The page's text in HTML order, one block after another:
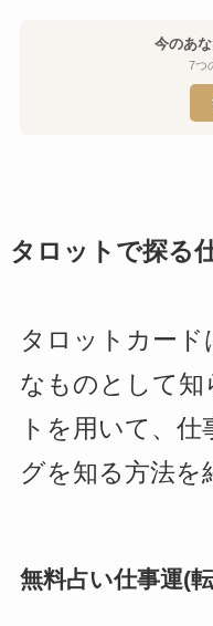
今のあ
7つ
タロットで探る
タロットカード
なものとして知
トを用いて、
グを知る方法を
無料占い仕事運(